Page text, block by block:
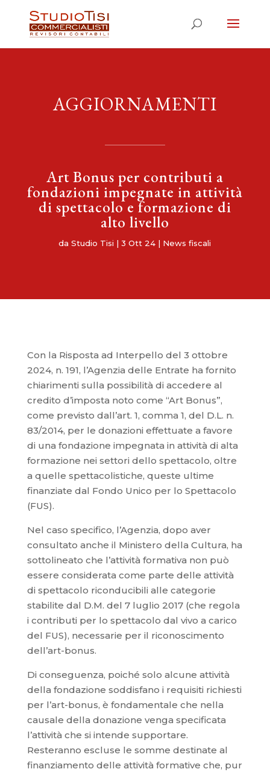
AGGIORNAMENTI
Art Bonus per contributi a
fondazioni impegnate in attività
di spettacolo e formazione di
alto livello
daStudio Tisi |3 Ott 24 | News fiscali
Con la Risposta ad Interpello del 3 ottobre
2024, n. 191, l’Agenzia delle Entrate ha fornito
chiarimenti sulla possibilità di accedere al
credito d’imposta noto come “Art Bonus”,
come previsto dall’art. 1, comma 1, del D.L. n.
83/2014, per le donazioni effettuate a favore
di una fondazione impegnata in attività di alta
formazione nei settori dello spettacolo, oltre
a quelle spettacolistiche, queste ultime
finanziate dal Fondo Unico per lo Spettacolo
(FUS).
Nel caso specifico, l’Agenzia, dopo aver
consultato anche il Ministero della Cultura, ha
sottolineato che l’attività formativa non può
essere considerata come parte delle attività
di spettacolo riconducibili alle categorie
stabilite dal D.M. del 7 luglio 2017 (che regola
i contributi per lo spettacolo dal vivo a carico
del FUS), necessarie per il riconoscimento
dell’art-bonus.
Di conseguenza, poiché solo alcune attività
della fondazione soddisfano i requisiti richiesti
per l’art-bonus, è fondamentale che nella
causale della donazione venga specificata
l’attività che si intende supportare.
Resteranno escluse le somme destinate al
finanziamento delle attività formative che, pur